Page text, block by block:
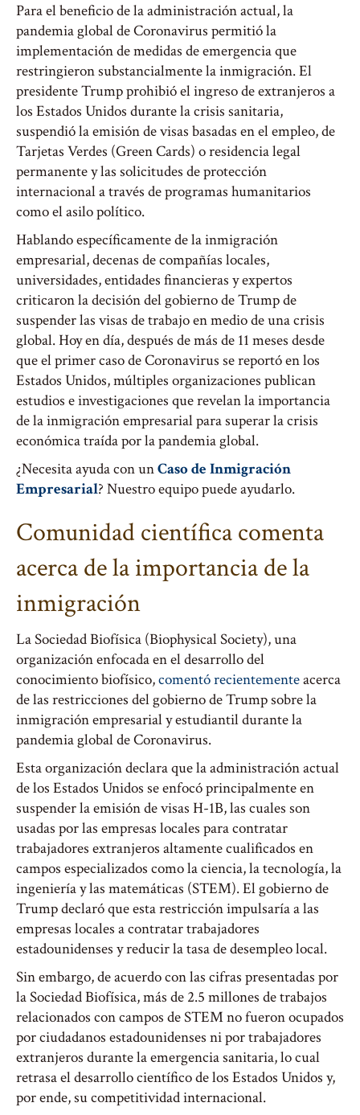
Para el beneficio de la administración actual, la
pandemia global de Coronavirus permitió la
implementación de medidas de emergencia que
restringieron substancialmente la inmigración. El
presidente Trump prohibió el ingreso de extranjeros a
los Estados Unidos durante la crisis sanitaria,
suspendió la emisión de visas basadas en el empleo, de
Tarjetas Verdes (Green Cards) o residencia legal
permanente y las solicitudes de protección
internacional a través de programas humanitarios
como el asilo político.
Hablando específicamente de la inmigración
empresarial, decenas de compañías locales,
universidades, entidades financieras y expertos
criticaron la decisión del gobierno de Trump de
suspender las visas de trabajo en medio de una crisis
global. Hoy en día, después de más de 11 meses desde
que el primer caso de Coronavirus se reportó en los
Estados Unidos, múltiples organizaciones publican
estudios e investigaciones que revelan la importancia
de la inmigración empresarial para superar la crisis
económica traída por la pandemia global.
¿Necesita ayuda con unCaso de Inmigración
Empresarial? Nuestro equipo puede ayudarlo.
Comunidad científica comenta
acerca de la importancia de la
inmigración
La Sociedad Biofísica (Biophysical Society), una
organización enfocada en el desarrollo del
conocimiento biofísico,comentó recientementeacerca
de las restricciones del gobierno de Trump sobre la
inmigración empresarial y estudiantil durante la
pandemia global de Coronavirus.
Esta organización declara que la administración actual
de los Estados Unidos se enfocó principalmente en
suspender la emisión de visas H-1B, las cuales son
usadas por las empresas locales para contratar
trabajadores extranjeros altamente cualificados en
campos especializados como la ciencia, la tecnología, la
ingeniería y las matemáticas (STEM). El gobierno de
Trump declaró que esta restricción impulsaría a las
empresas locales a contratar trabajadores
estadounidenses y reducir la tasa de desempleo local.
Sin embargo, de acuerdo con las cifras presentadas por
la Sociedad Biofísica, más de 2.5 millones de trabajos
relacionados con campos de STEM no fueron ocupados
por ciudadanos estadounidenses ni por trabajadores
extranjeros durante la emergencia sanitaria, lo cual
retrasa el desarrollo científico de los Estados Unidos y,
por ende, su competitividad internacional.